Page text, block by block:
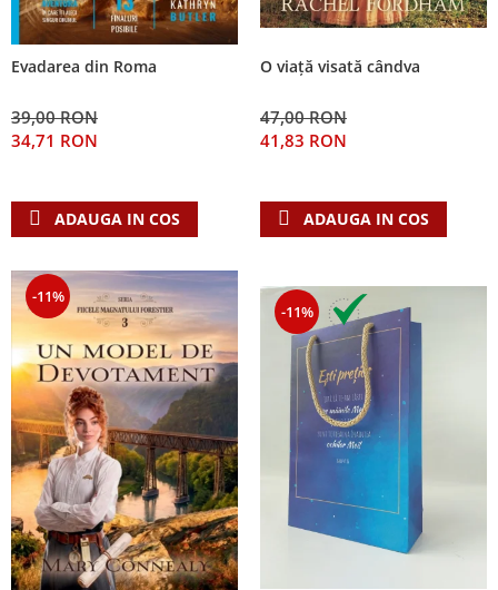
Evadarea din Roma
39,00 RON
34,71 RON
ADAUGA IN COS
O viață visată cândva
47,00 RON
41,83 RON
ADAUGA IN COS
-11%
-11%